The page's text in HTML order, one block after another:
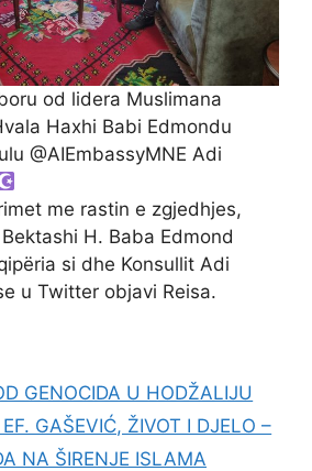
od lidera Muslimana
Haxhi Babi Edmondu
@AIEmbassyMNE Adi
me rastin e zgjedhjes,
H. Baba Edmond
si dhe Konsullit Adi
u Twitter objavi Reisa.
GENOCIDA U HODŽALIJU
GAŠEVIĆ, ŽIVOT I DJELO –
NA ŠIRENJE ISLAMA